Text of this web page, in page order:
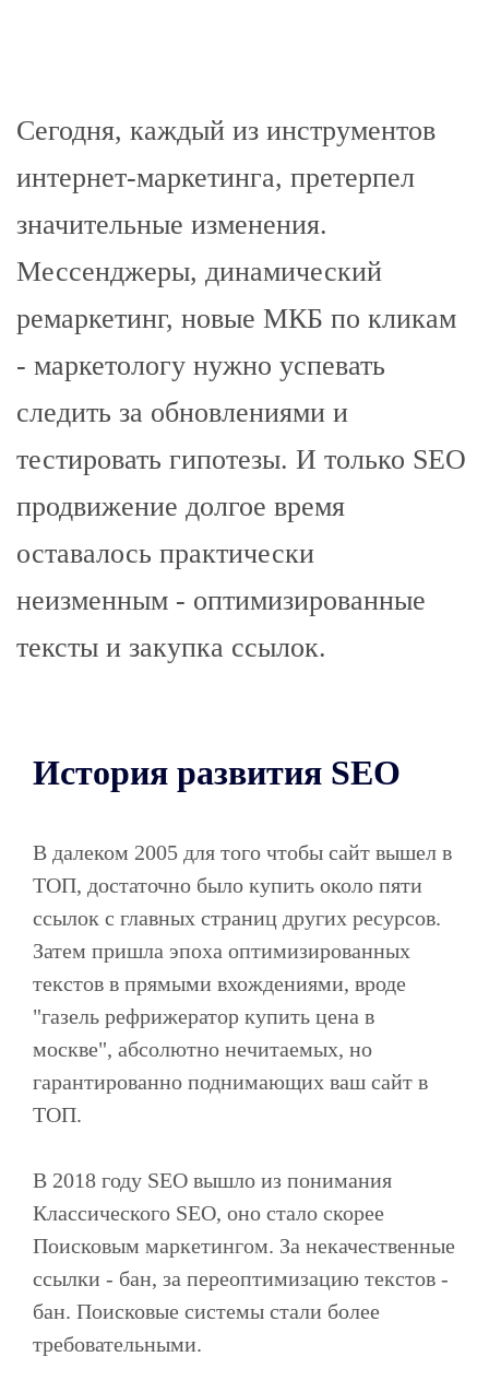
Сегодня, каждый из инструментов
интернет-маркетинга, претерпел
значительные изменения.
Мессенджеры, динамический
ремаркетинг, новые МКБ по кликам
- маркетологу нужно успевать
следить за обновлениями и
тестировать гипотезы. И только SEO
продвижение долгое время
оставалось практически
неизменным - оптимизированные
тексты и закупка ссылок.
История развития SEO
В далеком 2005 для того чтобы сайт вышел в
ТОП, достаточно было купить около пяти
ссылок с главных страниц других ресурсов.
Затем пришла эпоха оптимизированных
текстов в прямыми вхождениями, вроде
"газель рефрижератор купить цена в
москве", абсолютно нечитаемых, но
гарантированно поднимающих ваш сайт в
ТОП.
В 2018 году SEO вышло из понимания
Классического SEO, оно стало скорее
Поисковым маркетингом. За некачественные
ссылки - бан, за переоптимизацию текстов -
бан. Поисковые системы стали более
требовательными.